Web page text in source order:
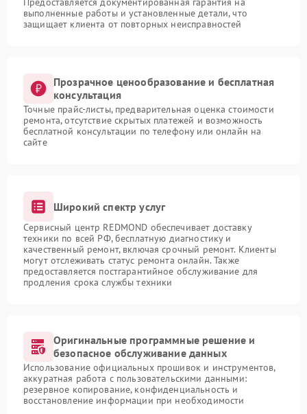
выполненные работы и установленные детали, что
защищает клиента от повторных неисправностей
Прозрачное ценообразование и бесплатная
консультация
Точные прайс-листы, предварительная оценка стоимости
ремонта, отсутствие скрытых платежей и возможность
бесплатной консультации по телефону или онлайн на
сайте
Широкий спектр услуг
Сервисный центр REDMOND обеспечивает доставку
техники по всей РФ, бесплатную диагностику и
качественный ремонт, включая срочный ремонт. Клиенты
могут отслеживать статус ремонта онлайн. Также
предоставляется постгарантийное обслуживание для
продления срока службы техники
Оригинальные программные решение и
безопасное обслуживание данных
Использование официальных прошивок и инструментов,
аккуратная работа с пользовательскими данными:
резервное копирование, конфиденциальность и
восстановление информации при необходимости